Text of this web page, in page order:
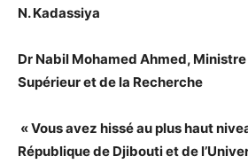
N. Kadassiya
Dr Nabil Mohamed Ahmed,
Supérieur et de la Recherche
« Vous avez hissé au plus haut
République de Djibouti et de